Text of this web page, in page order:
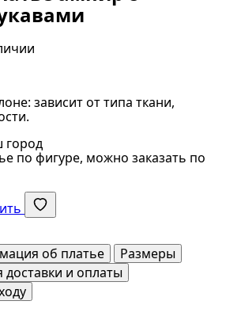
зависит от типа ткани,
город
по фигуре, можно заказать по
об платье
Размеры
доставки и оплаты